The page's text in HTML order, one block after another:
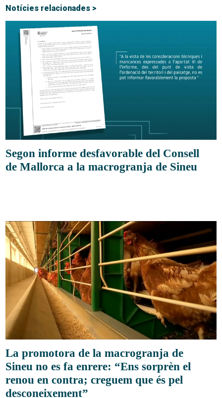
Notícies relacionades >
Segon informe desfavorable del Consell
de Mallorca a la macrogranja de Sineu
La promotora de la macrogranja de
Sineu no es fa enrere: “Ens sorprèn el
renou en contra; creguem que és pel
desconeixement”